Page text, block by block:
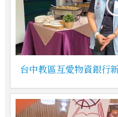
台中教區互愛物資銀行